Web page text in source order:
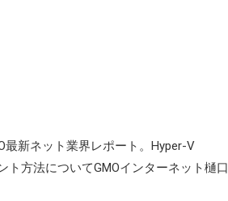
最新ネット業界レポート。Hyper-V
ト方法についてGMOインターネット樋口